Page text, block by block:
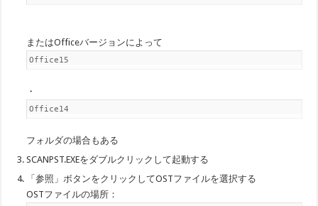
またはOfficeバージョンによって
Office15
・
Office14
フォルダの場合もある
SCANPST.EXEをダブルクリックして起動する
「参照」ボタンをクリックしてOSTファイルを選択する
OSTファイルの場所：